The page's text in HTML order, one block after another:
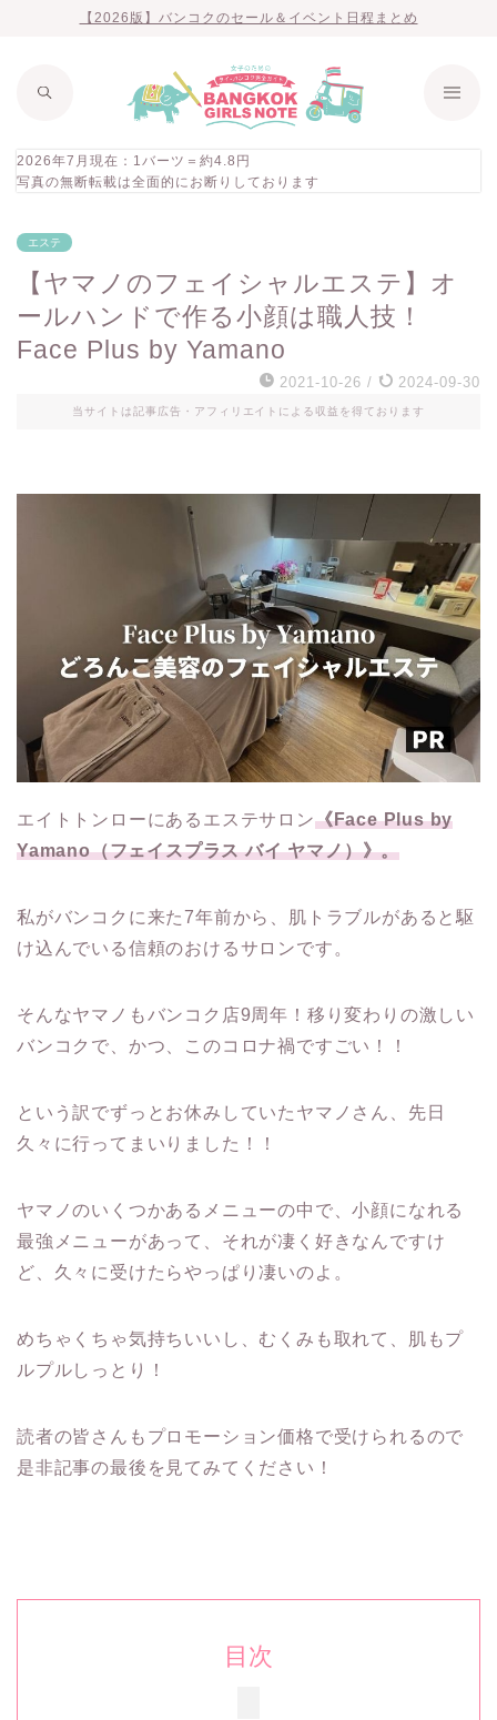
【2026版】バンコクのセール＆イベント日程まとめ
2026年7月現在：1バーツ＝約4.8円
写真の無断転載は全面的にお断りしております
エステ
【ヤマノのフェイシャルエステ】オ
ールハンドで作る小顔は職人技！
Face Plus by Yamano
2021-10-26 / 2024-09-30
当サイトは記事広告・アフィリエイトによる収益を得ております
エイトトンローにあるエステサロン《Face Plus by
Yamano（フェイスプラス バイ ヤマノ）》。
私がバンコクに来た7年前から、肌トラブルがあると駆
け込んでいる信頼のおけるサロンです。
そんなヤマノもバンコク店9周年！移り変わりの激しい
バンコクで、かつ、このコロナ禍ですごい！！
という訳でずっとお休みしていたヤマノさん、先日
久々に行ってまいりました！！
ヤマノのいくつかあるメニューの中で、小顔になれる
最強メニューがあって、それが凄く好きなんですけ
ど、久々に受けたらやっぱり凄いのよ。
めちゃくちゃ気持ちいいし、むくみも取れて、肌もプ
ルプルしっとり！
読者の皆さんもプロモーション価格で受けられるので
是非記事の最後を見てみてください！
目次